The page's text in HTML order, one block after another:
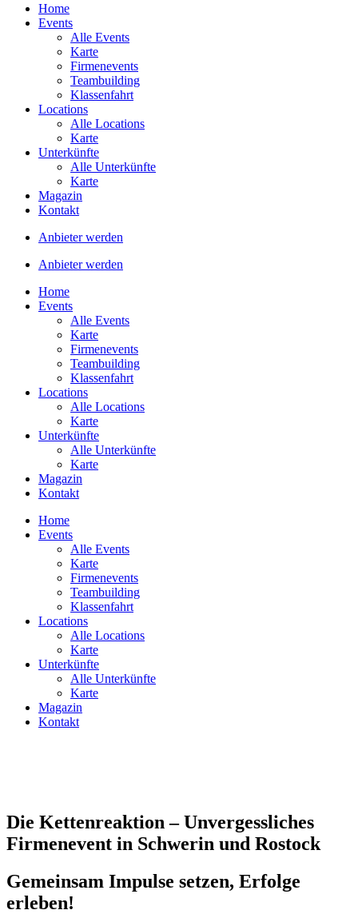
Home
Events
Alle Events
Karte
Firmenevents
Teambuilding
Klassenfahrt
Locations
Alle Locations
Karte
Unterkünfte
Alle Unterkünfte
Karte
Magazin
Kontakt
Anbieter werden
Anbieter werden
Home
Events
Alle Events
Karte
Firmenevents
Teambuilding
Klassenfahrt
Locations
Alle Locations
Karte
Unterkünfte
Alle Unterkünfte
Karte
Magazin
Kontakt
Home
Events
Alle Events
Karte
Firmenevents
Teambuilding
Klassenfahrt
Locations
Alle Locations
Karte
Unterkünfte
Alle Unterkünfte
Karte
Magazin
Kontakt
Die Kettenreaktion – Unvergessliches
Firmenevent in Schwerin und Rostock
Gemeinsam Impulse setzen, Erfolge
erleben!